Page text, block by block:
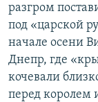
разгром
под «царской
начале осени
Днепр, где
кочевали
перед королем